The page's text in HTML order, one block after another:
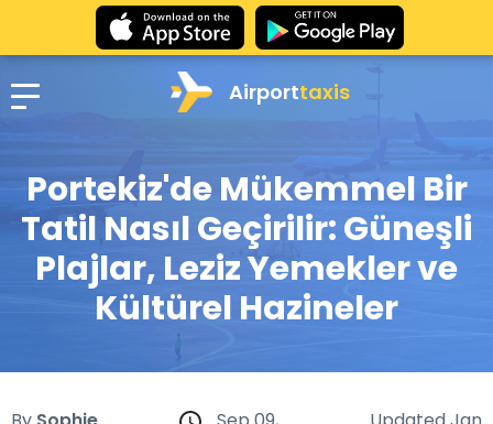
Airporttaxis
Portekiz'de Mükemmel Bir
Tatil Nasıl Geçirilir: Güneşli
Plajlar, Leziz Yemekler ve
Kültürel Hazineler